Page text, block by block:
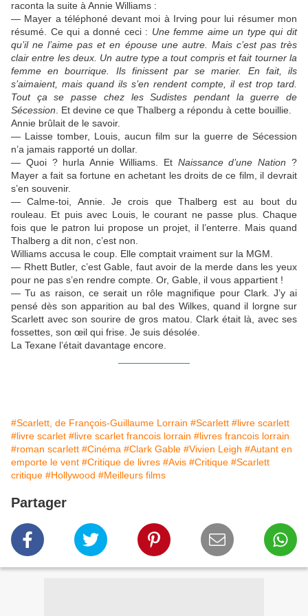
raconta la suite à Annie Williams :
— Mayer a téléphoné devant moi à Irving pour lui résumer mon
résumé. Ce qui a donné ceci : Une femme aime un type qui dit
qu’il ne l’aime pas et en épouse une autre. Mais c’est pas très
clair entre les deux. Un autre type a tout compris et fait tourner la
femme en bourrique. Ils finissent par se marier. En fait, ils
s’aimaient, mais quand ils s’en rendent compte, il est trop tard.
Tout ça se passe chez les Sudistes pendant la guerre de
Sécession . Et devine ce que Thalberg a répondu à cette bouillie.
Annie brûlait de le savoir.
— Laisse tomber, Louis, aucun film sur la guerre de Sécession
n’a jamais rapporté un dollar.
— Quoi ? hurla Annie Williams. Et Naissance d’une Nation?
Mayer a fait sa fortune en achetant les droits de ce film, il devrait
s’en souvenir.
— Calme-toi, Annie. Je crois que Thalberg est au bout du
rouleau. Et puis avec Louis, le courant ne passe plus. Chaque
fois que le patron lui propose un projet, il l’enterre. Mais quand
Thalberg a dit non, c’est non.
Williams accusa le coup. Elle comptait vraiment sur la MGM.
— Rhett Butler, c’est Gable, faut avoir de la merde dans les yeux
pour ne pas s’en rendre compte. Or, Gable, il vous appartient !
— Tu as raison, ce serait un rôle magnifique pour Clark. J’y ai
pensé dès son apparition au bal des Wilkes, quand il lorgne sur
Scarlett avec son sourire de gros matou. Clark était là, avec ses
fossettes, son œil qui frise. Je suis désolée.
La Texane l’était davantage encore.
#Scarlett, de François-Guillaume Lorrain #Scarlett #livre scarlett
#livre scarlet #livre scarlet francois lorrain #livres francois lorrain
#roman scarlett #Cinéma #Clark Gable #Vivien Leigh #Autant en
emporte le vent #Critique de livres #Avis #Critique #Scarlett
critique #Hollywood #Meilleurs films
Partager